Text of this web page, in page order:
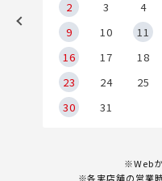
2
3 4
9
10 11
16
17 18
23
24 25
30
31
※Web
※各実店舗の営業